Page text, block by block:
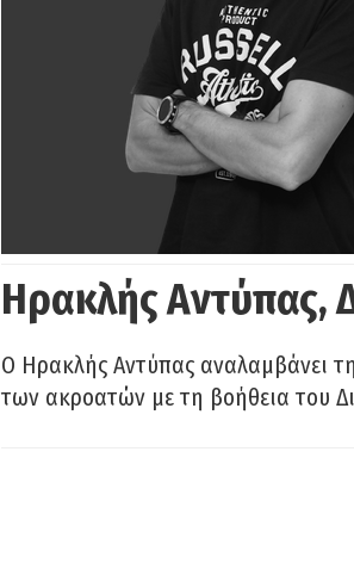
Ηρακλής Αντύπας,
Ο Ηρακλής Αντύπας αναλαμβάνει
των ακροατών με τη βοήθεια του